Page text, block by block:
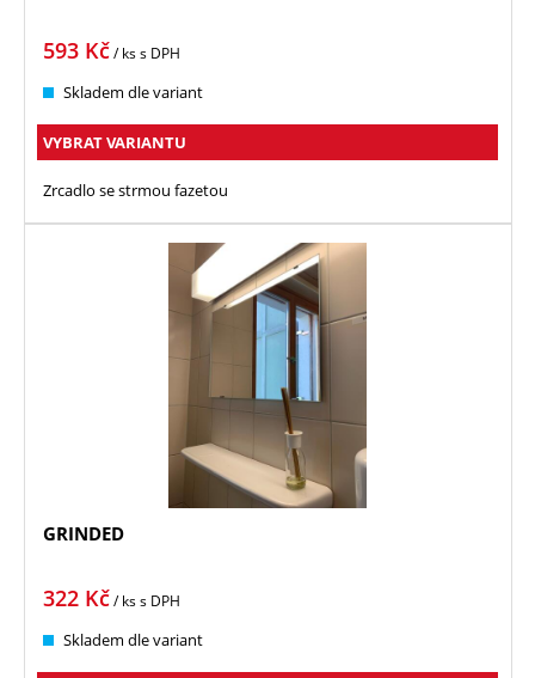
593 Kč/ kss DPH
Skladem dle variant
VYBRAT VARIANTU
Zrcadlo se strmou fazetou
GRINDED
322 Kč/ kss DPH
Skladem dle variant